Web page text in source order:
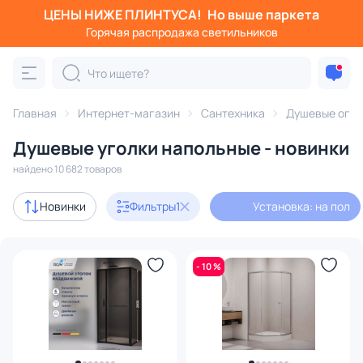
ЦЕНЫ НИЖЕ ПЛИНТУСА! Но выше паркета
Горячая распродажа светильников
Главная Интернет-магазин Сантехника Душевые
Душевые уголки напольные - новинки
найдено 10 682 товаров
Новинки Фильтры1 Установка: на пол
- 10 %
Фильтры
Категория: Душевые ограждения, уголки и поддоны
душевые поддоны душевые двери душевые уголки
Акции 179
В наличии 1499
Доставка